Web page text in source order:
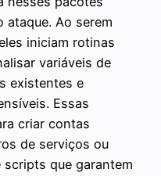
ataque. Ao serem
iniciam rotinas
variáveis de
existentes e
Essas
criar contas
de serviços ou
que garantem